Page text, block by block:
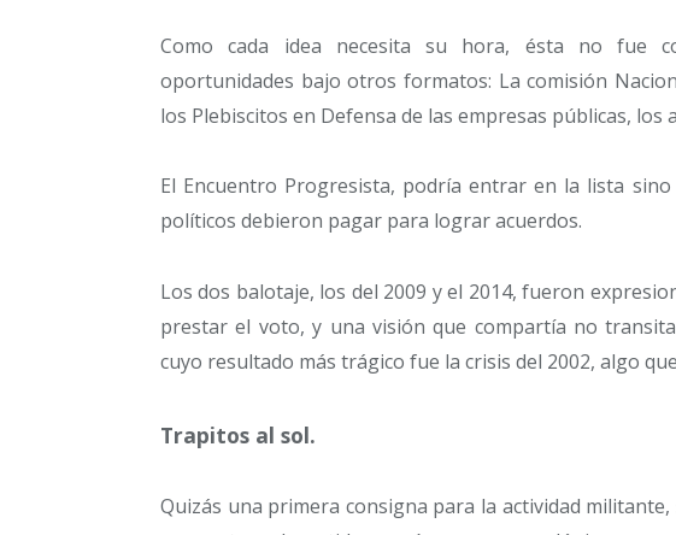
Como cada idea necesita su hora, ésta no fue
oportunidades bajo otros formatos: La comisión
los Plebiscitos en Defensa de las empresas públicas, los
El Encuentro Progresista, podría entrar en la lista
políticos debieron pagar para lograr acuerdos.
Los dos balotaje, los del 2009 y el 2014, fueron
prestar el voto, y una visión que compartía no
cuyo resultado más trágico fue la crisis del 2002, algo
Trapitos al sol.
Quizás una primera consigna para la actividad